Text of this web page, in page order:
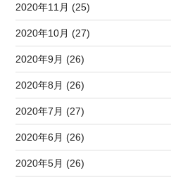
2020年11月 (25)
2020年10月 (27)
2020年9月 (26)
2020年8月 (26)
2020年7月 (27)
2020年6月 (26)
2020年5月 (26)